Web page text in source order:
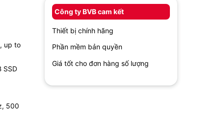
up to
SSD
500
Công ty BVB cam kết
Thiết bị chính hãng
Phần mềm bản quyền
Giá tốt cho đơn hàng số lượng